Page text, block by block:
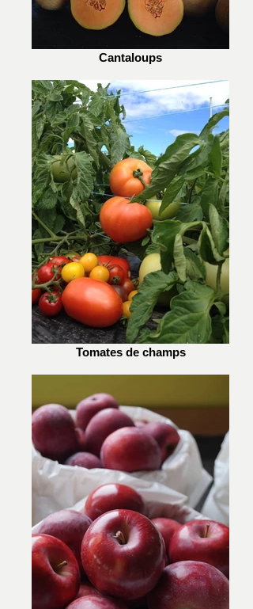
Cantaloups
Tomates de champs